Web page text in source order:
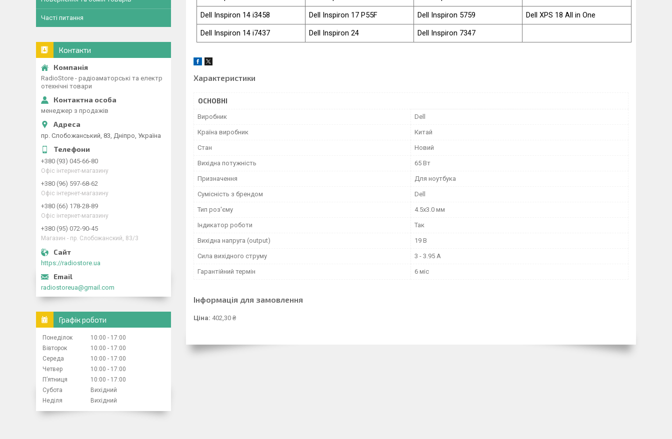
Dell Inspiron 14 i3458
Dell Inspiron 17 P55F Dell Inspiron 5759
Dell XPS 18 All in One
Dell Inspiron 14 i7437
Dell Inspiron 24 Dell Inspiron 7347
Характеристики
ОСНОВНІ
Виробник Dell
Країна виробник Китай
Стан Новий
Вихідна потужність 65 Вт
Призначення Для ноутбука
Сумісність з брендом Dell
Тип роз'єму 4.5x3.0 мм
Індикатор роботи Так
Вихідна напруга (output) 19 В
Сила вихідного струму 3 - 3.95 А
Гарантійний термін 6 міс
Інформація для замовлення
Ціна: 402,30 ₴
Часті питання
Контакти
RadioStore - радіоаматорські та електр
отехнічні товари
менеджер з продажів
пр. Слобожанський, 83, Дніпро, Україна
+380 (93) 045-66-80
Офіс інтернет-магазину
+380 (96) 597-68-62
Офіс інтернет-магазину
+380 (66) 178-28-89
Офіс інтернет-магазину
+380 (95) 072-90-45
Магазин - пр. Слобожанский, 83/3
https://radiostore.ua
radiostoreua@gmail.com
Графік роботи
Понеділок 10:00
17:00
Вівторок
10:00
17:00
Середа
10:00
17:00
Четвер
10:00
17:00
Пʼятниця
10:00
17:00
Субота
Вихідний
Неділя
Вихідний